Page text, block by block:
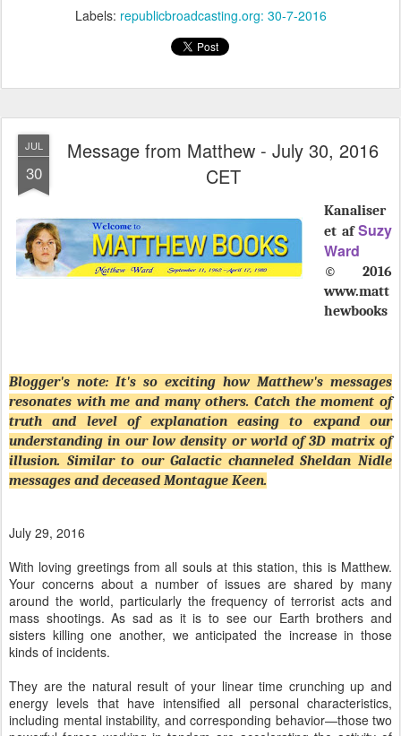
www.matt
Blogger's note: It's so exciting how Matthew's messages
resonates with me and many others. Catch the moment of
truth and level of explanation easing to expand our
understanding in our low density or world of 3D matrix of
Similar to our Galactic channeled Sheldan Nidle
With loving greetings from all souls at this station, this is Matthew.
Your concerns about a number of issues are shared by many
around the world, particularly the frequency of terrorist acts and
mass shootings. As sad as it is to see our Earth brothers and
sisters killing one another, we anticipated the increase in those
kinds of incidents.
energy levels that have intensified all personal characteristics,
powerful forces working in tandem are accelerating the activity of
energy streamers with violent attachments.
We hasten to add that those forces are affecting everything on the
planet, and situations propelled by beneficial attachments are
steaming toward soundly-reasoned resolutions. An example is The
grumbling is not unexpected, but nothing in the energy field of
potential indicates a strenuous objection that could lead to open
conflict.